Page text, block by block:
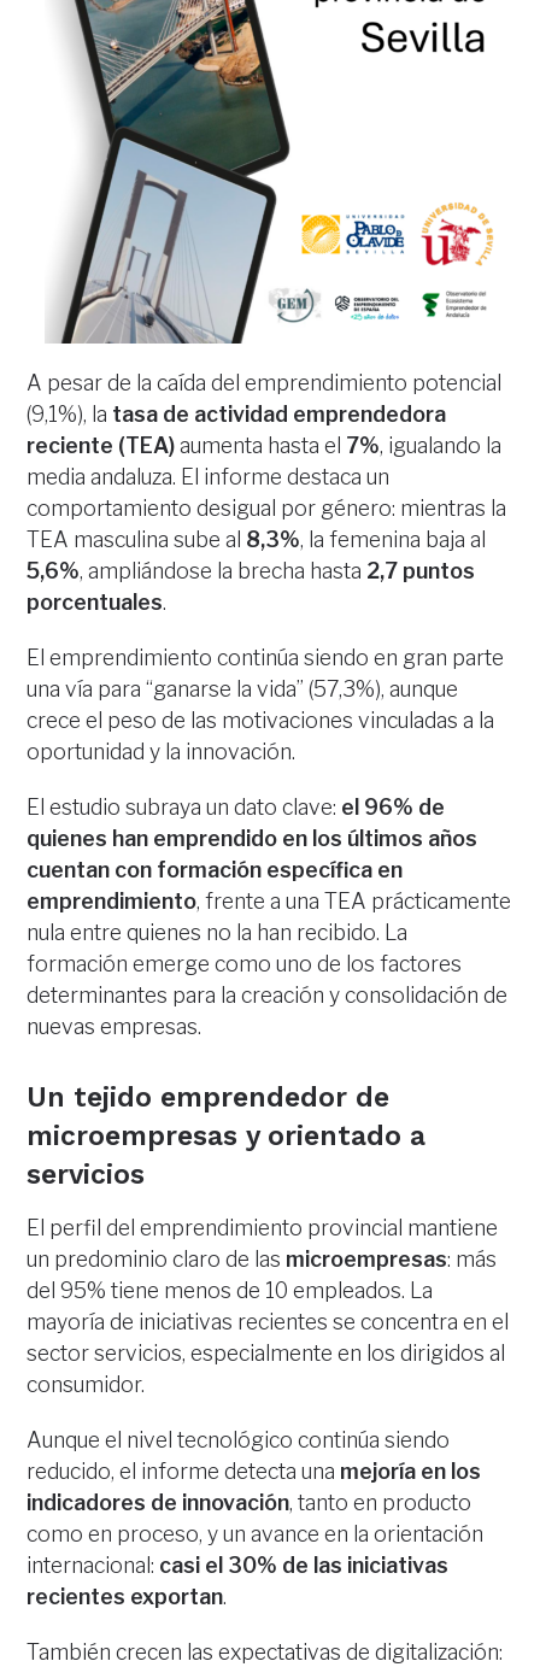
A pesar de la caída del emprendimiento potencial
(9,1%), la tasa de actividad emprendedora
reciente (TEA)aumenta hasta el 7%, igualando la
media andaluza. El informe destaca un
comportamiento desigual por género: mientras la
TEA masculina sube al 8,3%, la femenina baja al
5,6%, ampliándose la brecha hasta 2,7 puntos
porcentuales.
El emprendimiento continúa siendo en gran parte
una vía para “ganarse la vida” (57,3%), aunque
crece el peso de las motivaciones vinculadas a la
oportunidad y la innovación.
El estudio subraya un dato clave: el 96% de
quienes han emprendido en los últimos años
cuentan con formación específica en
emprendimiento, frente a una TEA prácticamente
nula entre quienes no la han recibido. La
formación emerge como uno de los factores
determinantes para la creación y consolidación de
nuevas empresas.
Un tejido emprendedor de
microempresas y orientado a
servicios
El perfil del emprendimiento provincial mantiene
un predominio claro de las microempresas: más
del 95% tiene menos de 10 empleados. La
mayoría de iniciativas recientes se concentra en el
sector servicios, especialmente en los dirigidos al
consumidor.
Aunque el nivel tecnológico continúa siendo
reducido, el informe detecta una mejoría en los
indicadores de innovación, tanto en producto
como en proceso, y un avance en la orientación
internacional: casi el 30% de las iniciativas
recientes exportan.
También crecen las expectativas de digitalización: